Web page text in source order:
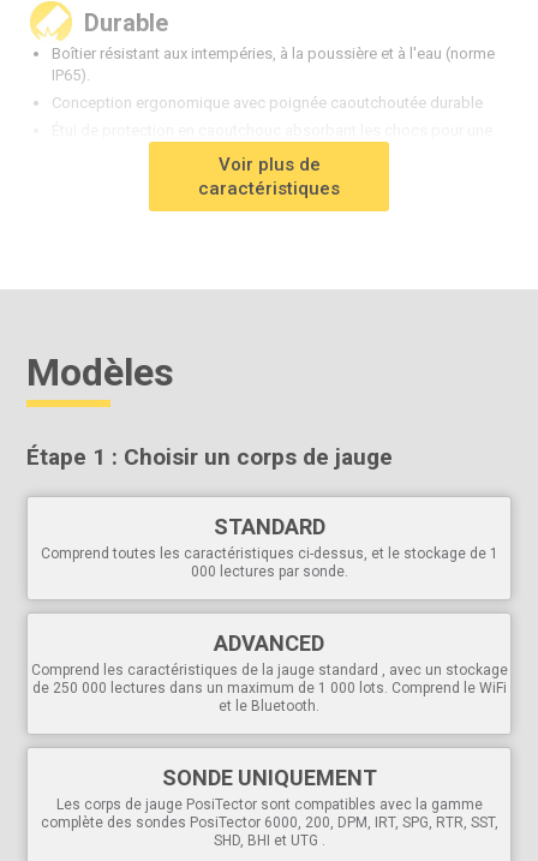
Durable
Boîtier résistant aux intempéries, à la poussière et à l'eau (norme
IP65).
Conception ergonomique avec poignée caoutchoutée durable
Étui de transport à coque rigide inclus
Garantie de deux ans sur le corps de la jauge ET la sonde
Certificat d'étalonnage inclus
Comprend des disques de test en alliage d'aluminium dur et mou
et une plaque de mise à niveau pour vérifier le fonctionnement de
la jauge.
Le corps du PosiTector accepte tous les PosiTector
DPM,IRT,SST,UTG
etSHDpermettant de passer facilement d'une jauge
d'épaisseur de revêtement à une jauge de profil de
surface, un mesureur de point de rosée, un testeur de sels
testeur de dureté ou un mesureur de brillance.
Options d'étalonnage à 1 et 2 points avecCal Resetpour
restaurer les paramètres d'usine
Écran à rotation automatiqueavec Flip Lock
Puissant
Affiche/met à jour en permanence la moyenne, l'écart
Voir plus de
caractéristiques
Modèles
Étape 1 : Choisir un corps de jauge
STANDARD
Comprend toutes les caractéristiques ci-dessus, et le stockage de 1
000 lectures par sonde.
ADVANCED
Comprend les caractéristiques de la jauge standard , avec un stockage
de 250 000 lectures dans un maximum de 1 000 lots. Comprend le WiFi
et le Bluetooth.
SONDE UNIQUEMENT
Les corps de jauge PosiTector sont compatibles avec la gamme
complète des sondes PosiTector 6000, 200, DPM, IRT, SPG, RTR, SST,
SHD, BHI et UTG .